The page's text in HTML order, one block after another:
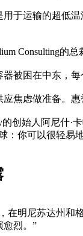
用于运输的超低
Consulting的
被困在中东，每
焦虑做准备。
创始人阿尼什·
：你可以很轻易
在明尼苏达州和
愈烈。”